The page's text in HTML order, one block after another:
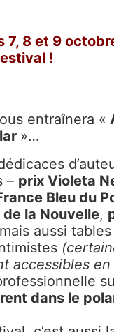
7, 8 et 9
!
entraînera «
»…
– prix Violeta
Bleu du
la Nouvelle,
aussi
accessibles en
dans le